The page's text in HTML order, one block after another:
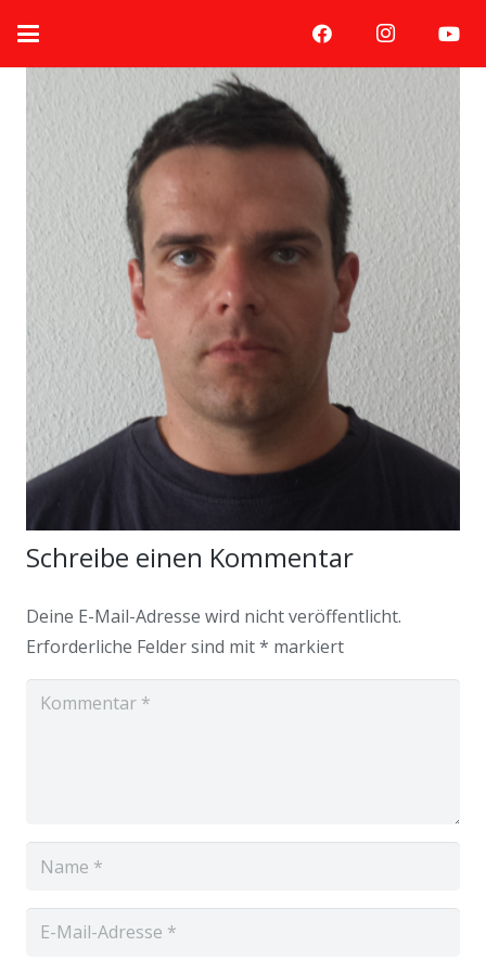
Schreibe einen Kommentar
Deine E-Mail-Adresse wird nicht veröffentlicht.
Erforderliche Felder sind mit* markiert